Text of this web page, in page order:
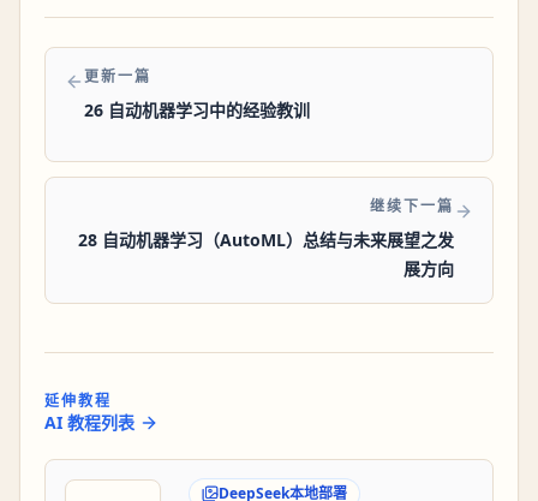
更新一篇
26 自动机器学习中的经验教训
继续下一篇
28 自动机器学习（AutoML）总结与未来展望之发
展方向
延伸教程
AI 教程列表
DeepSeek本地部署